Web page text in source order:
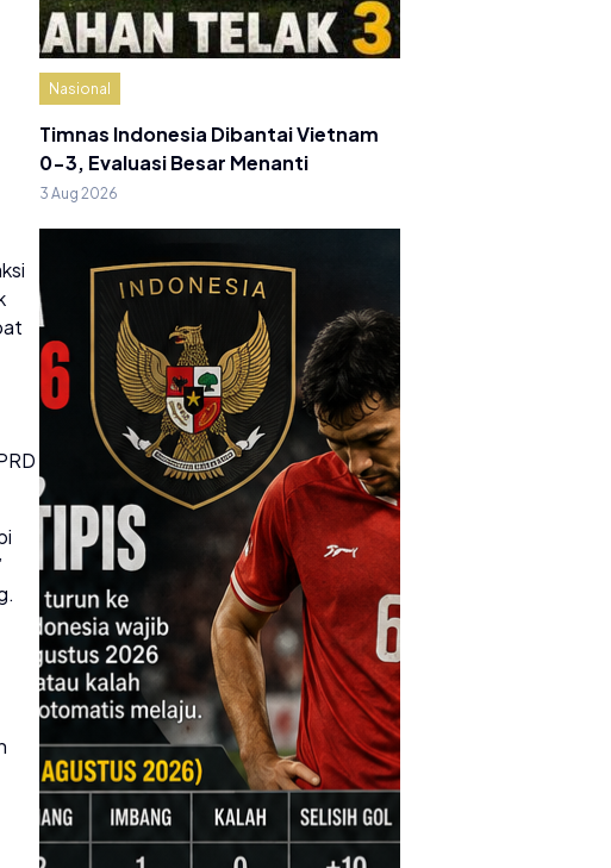
Nasional
Timnas Indonesia Dibantai Vietnam
0-3, Evaluasi Besar Menanti
3 Aug 2026